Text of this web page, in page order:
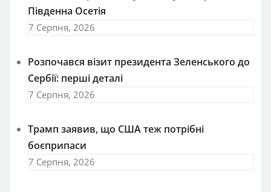
Південна Осетія
7 Серпня, 2026
Розпочався візит президента Зеленського до
Сербії: перші деталі
7 Серпня, 2026
Трамп заявив, що США теж потрібні
боєприпаси
7 Серпня, 2026